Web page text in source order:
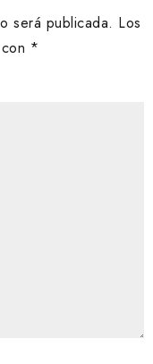
será publicada. Los
*